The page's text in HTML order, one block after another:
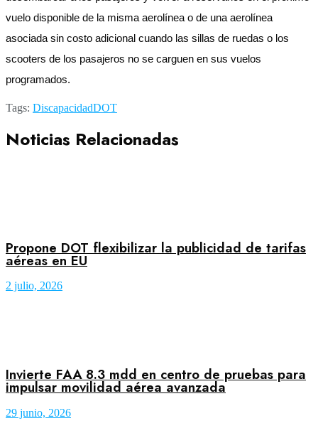
vuelo disponible de la misma aerolínea o de una aerolínea
asociada sin costo adicional cuando las sillas de ruedas o los
scooters de los pasajeros no se carguen en sus vuelos
programados.
Tags: DiscapacidadDOT
Noticias Relacionadas
Propone DOT flexibilizar la publicidad de tarifas
aéreas en EU
2 julio, 2026
Invierte FAA 8.3 mdd en centro de pruebas para
impulsar movilidad aérea avanzada
29 junio, 2026